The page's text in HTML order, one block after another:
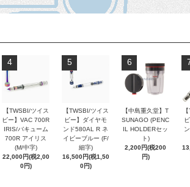
4
【TWSBI/ツイス
ビー】VAC 700R
IRIS/バキューム
700R アイリス
(M/中字)
22,000円(税2,00
0円)
5
【TWSBI/ツイス
ビー】ダイヤモ
ンド580AL R ネ
イビーブルー (F/
細字)
16,500円(税1,50
0円)
6
【中島重久堂】T
SUNAGO (PENC
IL HOLDERセッ
ト)
2,200円(税200
円)